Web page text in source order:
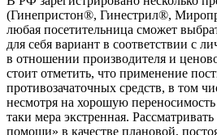
(Гинепристон®, Гинестрил®,
любая посетительница сможет
для себя вариант в соответствии с
в отношении производителя и
стоит отметить, что применение
противозачаточных средств, в том
несмотря на хорошую переносимость
таки мера экстренная.
помощи» в качестве плановой,